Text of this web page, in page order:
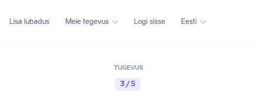
Lisa lubadus Meie tegevus Logi sisse Eesti
TUGEVUS
3 / 5